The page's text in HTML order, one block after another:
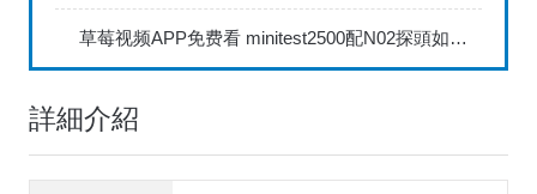
草莓视频APP免费看 minitest2500配N02探頭如何兩點校準？
詳細介紹